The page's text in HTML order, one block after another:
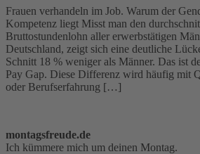
Frauen verhandeln im Job. Warum der
Kompetenz liegt Misst man den
Bruttostundenlohn aller erwerbstätigen
Deutschland, zeigt sich eine deutliche
Schnitt 18 % weniger als Männer. Das ist
Pay Gap. Diese Differenz wird häufig mit
oder Berufserfahrung […]
montagsfreude.de
Ich kümmere mich um deinen Montag.